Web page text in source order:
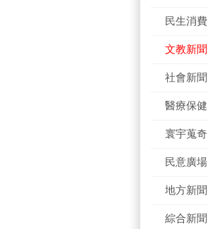
民生消費
文教新聞
社會新聞
醫療保健
寰宇蒐奇
民意廣場
地方新聞
綜合新聞